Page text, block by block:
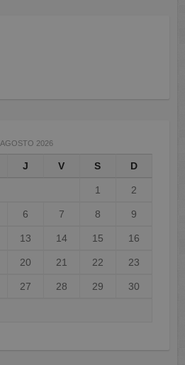
AGOSTO 2026
J V S D
1 2
6 7 8 9
13 14 15 16
20 21 22 23
27 28 29 30